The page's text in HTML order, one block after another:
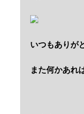
いつもありが
また何かあれ